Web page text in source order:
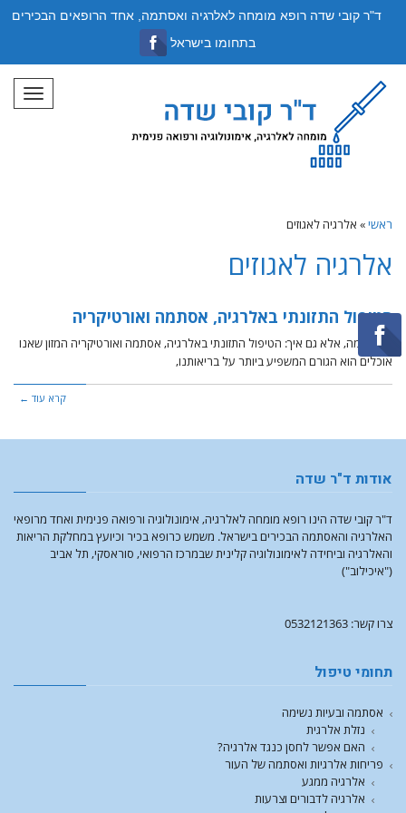
תפריט
ראשי» אלרגיה לאגוזים
אלרגיה לאגוזים
הטיפול התזונתי באלרגיה, אסתמה ואורטיקריה
לא רק מה, אלא גם איך: הטיפול התזונתי באלרגיה, אסתמה ואורטיקריה המזון שאנו
אוכלים הוא הגורם המשפיע ביותר על בריאותנו,
קרא עוד ←
אודות ד"ר שדה
ד"ר קובי שדה הינו רופא מומחה לאלרגיה, אימונולוגיה ורפואה פנימית ואחד מרופאי
האלרגיה והאסתמה הבכירים בישראל. משמש כרופא בכיר וכיועץ במחלקת הריאות
והאלרגיה וביחידה לאימונולוגיה קלינית שבמרכז הרפואי, סוראסקי, תל אביב
("איכילוב")
צרו קשר: 0532121363
תחומי טיפול
אסתמה ובעיות נשימה
נזלת אלרגית
האם אפשר לחסן כנגד אלרגיה?
פריחות אלרגיות ואסתמה של העור
אלרגיה ממגע
אלרגיה לדבורים וצרעות
ד"ר קובי שדה רופא מומחה לאלרגיה ואסתמה, אחד הרופאים הבכירים
בתחומו בישראל